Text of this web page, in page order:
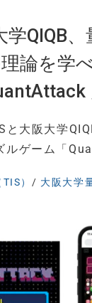
学QIQB
論を学
と大阪大学
ルゲーム「
TIS）/ 大阪大学